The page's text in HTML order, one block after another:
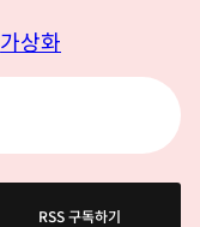
가상화
RSS 구독하기